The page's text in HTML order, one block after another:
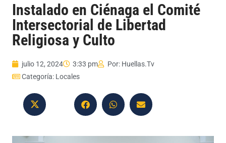
Instalado en Ciénaga el Comité
Intersectorial de Libertad
Religiosa y Culto
julio 12, 2024 3:33 pm Por: Huellas.Tv
Categoría: Locales